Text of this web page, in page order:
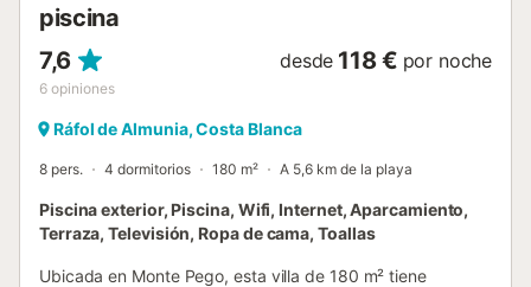
piscina
7,6
6 opiniones
desde 118 € por noche
Ráfol de Almunia, Costa Blanca
8 pers. 4 dormitorios 180 m² A 5,6 km de la playa
Piscina exterior, Piscina, Wifi, Internet, Aparcamiento,
Terraza, Televisión, Ropa de cama, Toallas
Ubicada en Monte Pego, esta villa de 180 m² tiene